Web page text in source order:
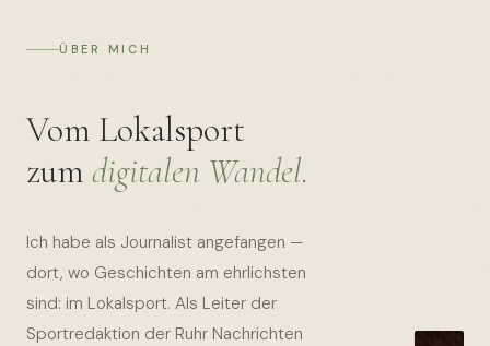
ÜBER MICH
Vom Lokalsport
zum digitalen Wandel.
Ich habe als Journalist angefangen —
dort, wo Geschichten am ehrlichsten
sind: im Lokalsport. Als Leiter der
Sportredaktion der Ruhr Nachrichten